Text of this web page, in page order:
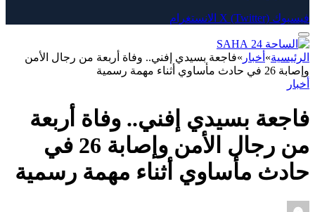
فيسبوك X (Twitter) الانستغرام
الرئيسية» أخبار »فاجعة بسيدي إفني.. وفاة أربعة من رجال الأمن
وإصابة 26 في حادث مأساوي أثناء مهمة رسمية
أخبار
فاجعة بسيدي إفني.. وفاة أربعة
من رجال الأمن وإصابة 26 في
حادث مأساوي أثناء مهمة رسمية